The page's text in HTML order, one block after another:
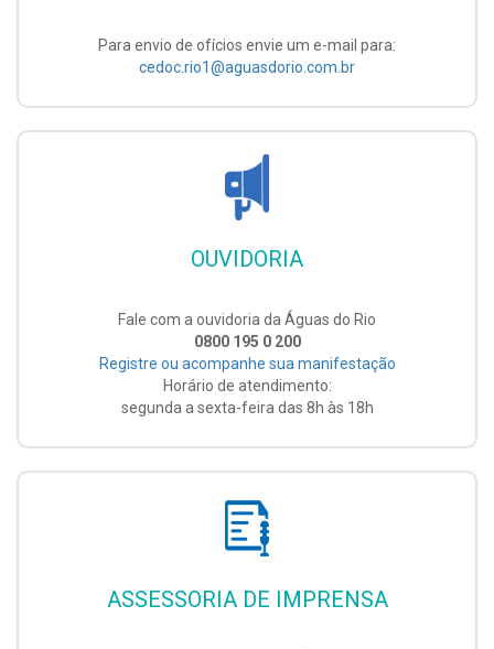
Para envio de ofícios envie um e-mail para:
cedoc.rio1@aguasdorio.com.br
OUVIDORIA
Fale com a ouvidoria da Águas do Rio
0800 195 0 200
Registre ou acompanhe sua manifestação
Horário de atendimento:
segunda a sexta-feira das 8h às 18h
ASSESSORIA DE IMPRENSA